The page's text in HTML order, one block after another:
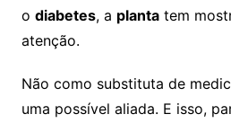
o diabetes, a plantatem
atenção.
Não como substituta de
uma possível aliada. E isso,